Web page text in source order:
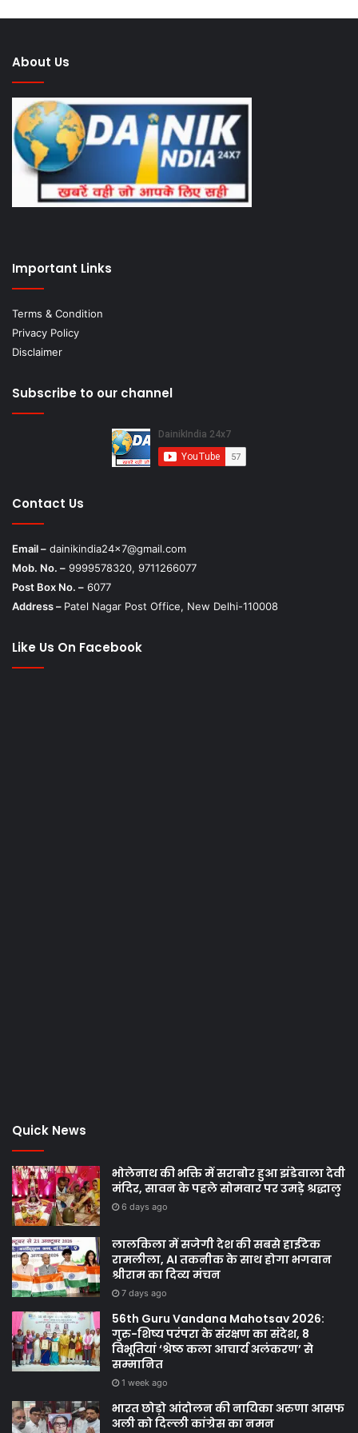
About Us
Important Links
Terms & Condition
Privacy Policy
Disclaimer
Subscribe to our channel
Contact Us
Email – dainikindia24x7@gmail.com
Mob. No. – 9999578320, 9711266077
Post Box No. – 6077
Address – Patel Nagar Post Office, New Delhi-110008
Like Us On Facebook
Quick News
भोलेनाथ की भक्ति में सराबोर हुआ झंडेवाला देवी
मंदिर, सावन के पहले सोमवार पर उमड़े श्रद्धालु
6 days ago
लालकिला में सजेगी देश की सबसे हाईटेक
रामलीला, AI तकनीक के साथ होगा भगवान
श्रीराम का दिव्य मंचन
7 days ago
56th Guru Vandana Mahotsav 2026:
गुरु-शिष्य परंपरा के संरक्षण का संदेश, 8
विभूतियां ‘श्रेष्ठ कला आचार्य अलंकरण’ से
सम्मानित
1 week ago
भारत छोड़ो आंदोलन की नायिका अरुणा आसफ
अली को दिल्ली कांग्रेस का नमन